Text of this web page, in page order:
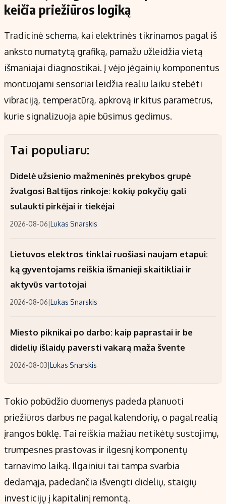
keičia priežiūros logiką
Tradicinė schema, kai elektrinės tikrinamos pagal iš
anksto numatytą grafiką, pamažu užleidžia vietą
išmaniajai diagnostikai. Į vėjo jėgainių komponentus
montuojami sensoriai leidžia realiu laiku stebėti
vibraciją, temperatūrą, apkrovą ir kitus parametrus,
kurie signalizuoja apie būsimus gedimus.
Tai populiaru:
Didelė užsienio mažmeninės prekybos grupė
žvalgosi Baltijos rinkoje: kokių pokyčių gali
sulaukti pirkėjai ir tiekėjai
2026-08-06|Lukas Snarskis
Lietuvos elektros tinklai ruošiasi naujam etapui:
ką gyventojams reiškia išmanieji skaitikliai ir
aktyvūs vartotojai
2026-08-06|Lukas Snarskis
Miesto piknikai po darbo: kaip paprastai ir be
didelių išlaidų paversti vakarą maža švente
2026-08-03|Lukas Snarskis
Tokio pobūdžio duomenys padeda planuoti
priežiūros darbus ne pagal kalendorių, o pagal realią
įrangos būklę. Tai reiškia mažiau netikėtų sustojimų,
trumpesnes prastovas ir ilgesnį komponentų
tarnavimo laiką. Ilgainiui tai tampa svarbia
dedamąja, padedančia išvengti didelių, staigių
investicijų į kapitalinį remontą.